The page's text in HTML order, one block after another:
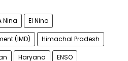
Nina El Nino
(IMD) Himachal Pradesh
Haryana ENSO